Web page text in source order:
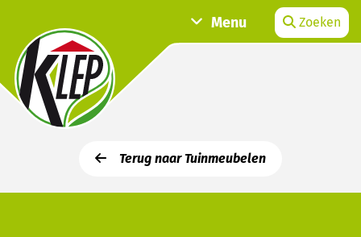
Menu Zoeken
Terug naar Tuinmeubelen